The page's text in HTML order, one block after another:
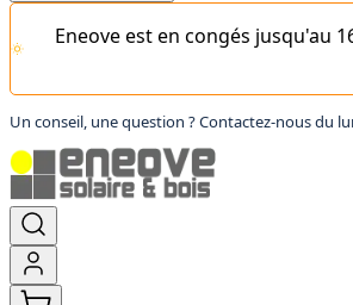
Eneove est en congés jusqu'au
Un conseil, une question ? Contactez-nous du
Aller
contenu